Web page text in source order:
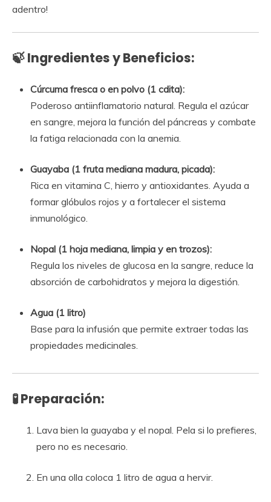
adentro!
🍃 Ingredientes y Beneficios:
Cúrcuma fresca o en polvo (1 cdita):
Poderoso antiinflamatorio natural. Regula el azúcar
en sangre, mejora la función del páncreas y combate
la fatiga relacionada con la anemia.
Guayaba (1 fruta mediana madura, picada):
Rica en vitamina C, hierro y antioxidantes. Ayuda a
formar glóbulos rojos y a fortalecer el sistema
inmunológico.
Nopal (1 hoja mediana, limpia y en trozos):
Regula los niveles de glucosa en la sangre, reduce la
absorción de carbohidratos y mejora la digestión.
Agua (1 litro)
Base para la infusión que permite extraer todas las
propiedades medicinales.
🧪 Preparación:
Lava bien la guayaba y el nopal. Pela si lo prefieres,
pero no es necesario.
En una olla coloca 1 litro de agua a hervir.